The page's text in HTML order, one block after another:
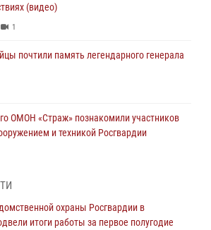
(видео)
1
почтили память легендарного генерала
ОМОН «Страж» познакомили участников
и техникой Росгвардии
оказали помощь
охраны Росгвардии в
итоги работы за первое полугодие